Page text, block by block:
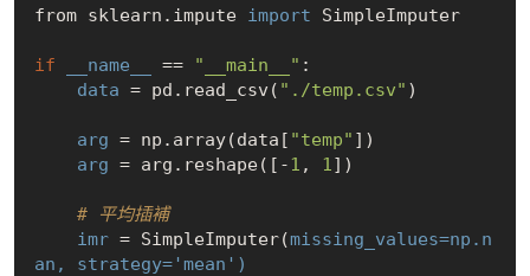
from sklearn.impute import SimpleImputer
if __name__ == "__main__" :
data = pd.read_csv( "./temp.csv" )
arg = np.array(data[ "temp" ])
arg = arg.reshape([-1 , 1])
# 平均插補
imr = SimpleImputer(missing_values=np.n
an,
strategy='mean')